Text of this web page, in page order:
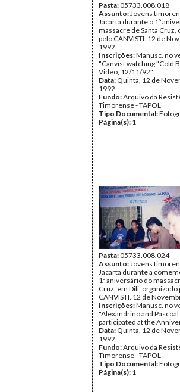
Pasta:05733.008.018
Assunto:Jovens
Jacarta durante o 1º
massacre de Santa Cruz,
pelo CANVISTI. 12 de
1992.
Inscrições:Manusc. no
"Canvist watching "Cold
Video, 12/11/92".
Data: Quinta, 12 de
1992
Fundo:Arquivo da
Timorense - TAPOL
Tipo Documental:
Página(s): 1
Pasta:05733.008.024
Assunto:Jovens
Jacarta durante a
1º aniversário do
Cruz, em Dili, organizado
CANVISTI. 12 de
Inscrições:Manusc. no
"Alexandrino and
participated at the
Data: Quinta, 12 de
1992
Fundo:Arquivo da
Timorense - TAPOL
Tipo Documental:
Página(s): 1